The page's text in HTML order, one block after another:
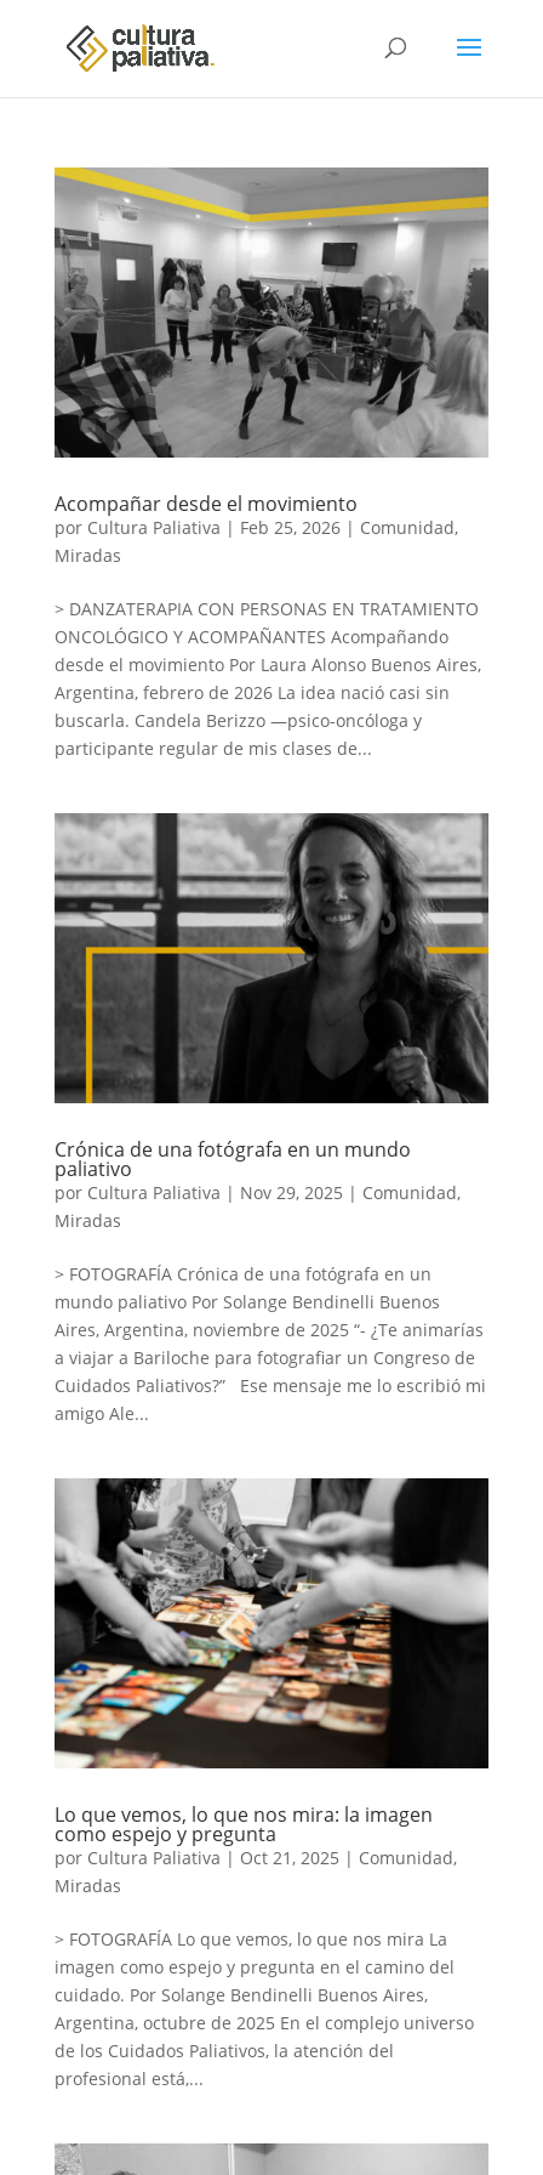
Acompañar desde el movimiento
por Cultura Paliativa | Feb 25, 2026| Comunidad,
Miradas
> DANZATERAPIA CON PERSONAS EN TRATAMIENTO
ONCOLÓGICO Y ACOMPAÑANTES Acompañando
desde el movimiento Por Laura Alonso Buenos Aires,
Argentina, febrero de 2026 La idea nació casi sin
buscarla. Candela Berizzo —psico-oncóloga y
participante regular de mis clases de...
Crónica de una fotógrafa en un mundo
paliativo
por Cultura Paliativa | Nov 29, 2025 | Comunidad,
Miradas
> FOTOGRAFÍA Crónica de una fotógrafa en un
mundo paliativo Por Solange Bendinelli Buenos
Aires, Argentina, noviembre de 2025 “- ¿Te animarías
a viajar a Bariloche para fotografiar un Congreso de
Cuidados Paliativos?” Ese mensaje me lo escribió mi
amigo Ale...
Lo que vemos, lo que nos mira: la imagen
como espejo y pregunta
por Cultura Paliativa | Oct 21, 2025 | Comunidad,
Miradas
> FOTOGRAFÍA Lo que vemos, lo que nos mira La
imagen como espejo y pregunta en el camino del
cuidado. Por Solange Bendinelli Buenos Aires,
Argentina, octubre de 2025 En el complejo universo
de los Cuidados Paliativos, la atención del
profesional está,...